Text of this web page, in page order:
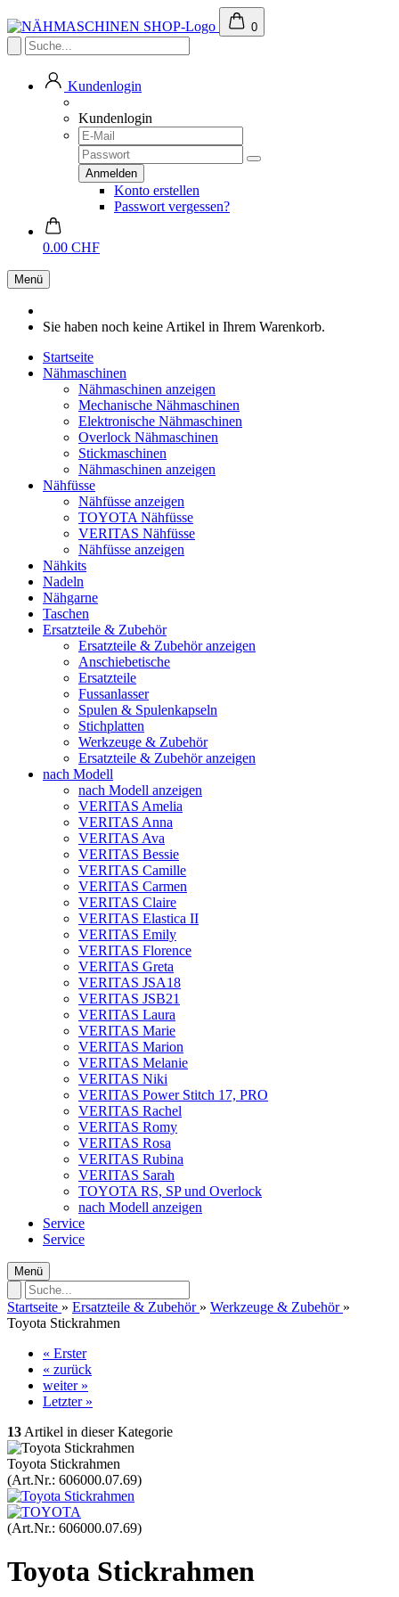
0
Kundenlogin
Kundenlogin
Konto erstellen
Passwort vergessen?
0.00 CHF
Menü
Sie haben noch keine Artikel in Ihrem Warenkorb.
Startseite
Nähmaschinen
Nähmaschinen anzeigen
Mechanische Nähmaschinen
Elektronische Nähmaschinen
Overlock Nähmaschinen
Stickmaschinen
Nähmaschinen anzeigen
Nähfüsse
Nähfüsse anzeigen
TOYOTA Nähfüsse
VERITAS Nähfüsse
Nähfüsse anzeigen
Nähkits
Nadeln
Nähgarne
Taschen
Ersatzteile & Zubehör
Ersatzteile & Zubehör anzeigen
Anschiebetische
Ersatzteile
Fussanlasser
Spulen & Spulenkapseln
Stichplatten
Werkzeuge & Zubehör
Ersatzteile & Zubehör anzeigen
nach Modell
nach Modell anzeigen
VERITAS Amelia
VERITAS Anna
VERITAS Ava
VERITAS Bessie
VERITAS Camille
VERITAS Carmen
VERITAS Claire
VERITAS Elastica II
VERITAS Emily
VERITAS Florence
VERITAS Greta
VERITAS JSA18
VERITAS JSB21
VERITAS Laura
VERITAS Marie
VERITAS Marion
VERITAS Melanie
VERITAS Niki
VERITAS Power Stitch 17, PRO
VERITAS Rachel
VERITAS Romy
VERITAS Rosa
VERITAS Rubina
VERITAS Sarah
TOYOTA RS, SP und Overlock
nach Modell anzeigen
Service
Service
Menü
Startseite » Ersatzteile & Zubehör » Werkzeuge & Zubehör »
Toyota Stickrahmen
« Erster
« zurück
weiter »
Letzter »
13 Artikel in dieser Kategorie
Toyota Stickrahmen
(Art.Nr.: 606000.07.69)
(Art.Nr.: 606000.07.69)
Toyota Stickrahmen